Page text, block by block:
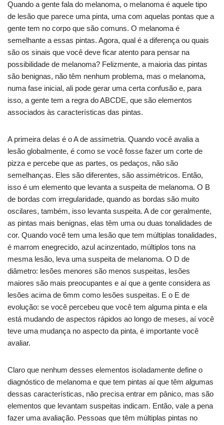
Quando a gente fala do melanoma, o melanoma é aquele tipo
de lesão que parece uma pinta, uma com aquelas pontas que a
gente tem no corpo que são comuns. O melanoma é
semelhante a essas pintas. Agora, qual é a diferença ou quais
são os sinais que você deve ficar atento para pensar na
possibilidade de melanoma? Felizmente, a maioria das pintas
são benignas, não têm nenhum problema, mas o melanoma,
numa fase inicial, ali pode gerar uma certa confusão e, para
isso, a gente tem a regra do ABCDE, que são elementos
associados às características das pintas.
A primeira delas é o A de assimetria. Quando você avalia a
lesão globalmente, é como se você fosse fazer um corte de
pizza e percebe que as partes, os pedaços, não são
semelhanças. Eles são diferentes, são assimétricos. Então,
isso é um elemento que levanta a suspeita de melanoma. O B
de bordas com irregularidade, quando as bordas são muito
oscilares, também, isso levanta suspeita. A de cor geralmente,
as pintas mais benignas, elas têm uma ou duas tonalidades de
cor. Quando você tem uma lesão que tem múltiplas tonalidades,
é marrom enegrecido, azul acinzentado, múltiplos tons na
mesma lesão, leva uma suspeita de melanoma. O D de
diâmetro: lesões menores são menos suspeitas, lesões
maiores são mais preocupantes e aí que a gente considera as
lesões acima de 6mm como lesões suspeitas. E o E de
evolução: se você percebeu que você tem alguma pinta e ela
está mudando de aspectos rápidos ao longo de meses, aí você
teve uma mudança no aspecto da pinta, é importante você
avaliar.
Claro que nenhum desses elementos isoladamente define o
diagnóstico de melanoma e que tem pintas aí que têm algumas
dessas características, não precisa entrar em pânico, mas são
elementos que levantam suspeitas indicam. Então, vale a pena
fazer uma avaliação. Pessoas que têm múltiplas pintas no